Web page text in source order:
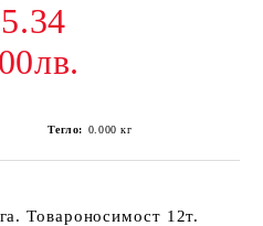
Тегло: 0.000 кг
Товароносимост 12т.